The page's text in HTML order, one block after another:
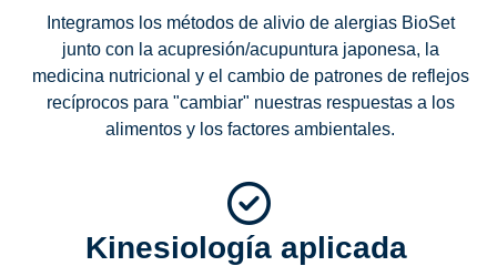
Integramos los métodos de alivio de alergias BioSet
junto con la acupresión/acupuntura japonesa, la
medicina nutricional y el cambio de patrones de reflejos
recíprocos para "cambiar" nuestras respuestas a los
alimentos y los factores ambientales.
Kinesiología aplicada